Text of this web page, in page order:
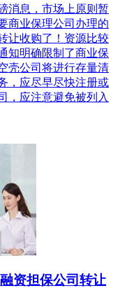
消息，市场上原则暂
商业保理公司办理的
让收购了！资源比较
知明确限制了商业保
壳公司将进行存量清
，应尽早尽快注册或
，应注意避免被列入
资担保公司转让